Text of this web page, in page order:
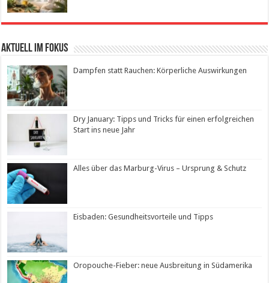
Aktuell im Fokus
Dampfen statt Rauchen: Körperliche Auswirkungen
Dry January: Tipps und Tricks für einen erfolgreichen
Start ins neue Jahr
Alles über das Marburg-Virus – Ursprung & Schutz
Eisbaden: Gesundheitsvorteile und Tipps
Oropouche-Fieber: neue Ausbreitung in Südamerika